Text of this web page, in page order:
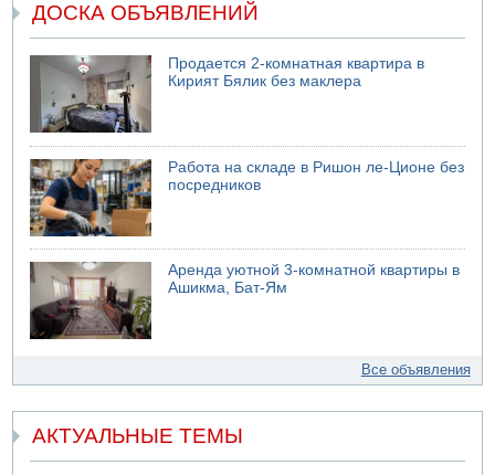
ДОСКА ОБЪЯВЛЕНИЙ
Продается 2-комнатная квартира в
Кирият Бялик без маклера
Работа на складе в Ришон ле-Ционе без
посредников
Аренда уютной 3-комнатной квартиры в
Ашикма, Бат-Ям
Все объявления
АКТУАЛЬНЫЕ ТЕМЫ